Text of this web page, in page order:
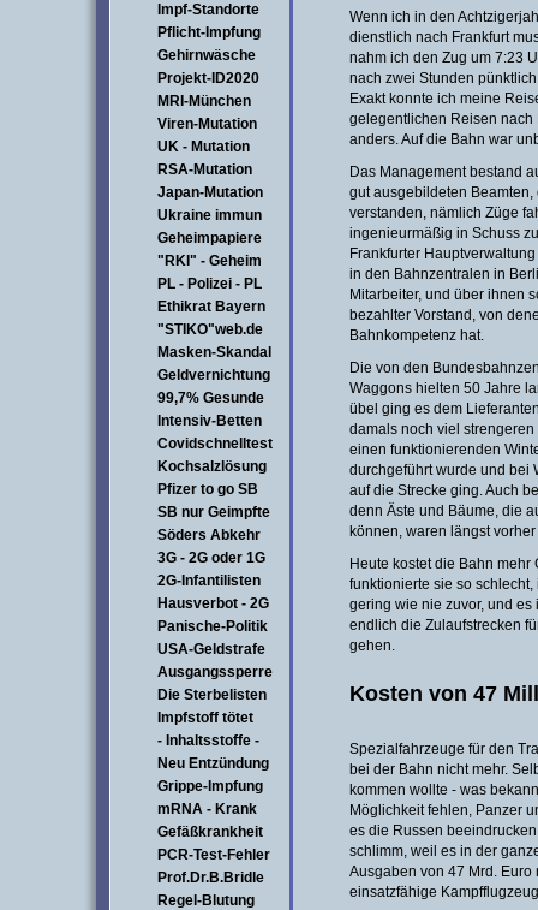
Impf-Standorte
Pflicht-Impfung
Gehirnwäsche
Projekt-ID2020
MRI-München
Viren-Mutation
UK - Mutation
RSA-Mutation
Japan-Mutation
Ukraine immun
Geheimpapiere
"RKI" - Geheim
PL - Polizei - PL
Ethikrat Bayern
"STIKO"web.de
Masken-Skandal
Geldvernichtung
99,7% Gesunde
Intensiv-Betten
Covidschnelltest
Kochsalzlösung
Pfizer to go SB
SB nur Geimpfte
Söders Abkehr
3G - 2G oder 1G
2G-Infantilisten
Hausverbot - 2G
Panische-Politik
USA-Geldstrafe
Ausgangssperre
Die Sterbelisten
Impfstoff tötet
- Inhaltsstoffe -
Neu Entzündung
Grippe-Impfung
mRNA - Krank
Gefäßkrankheit
PCR-Test-Fehler
Prof.Dr.B.Bridle
Regel-Blutung
Wenn ich in den
dienstlich nach Frankfurt
nahm ich den Zug um 7:23
nach zwei Stunden
Exakt konnte ich meine
gelegentlichen Reisen
anders. Auf die Bahn war
Das Management bestand
gut ausgebildeten
verstanden, nämlich Züge
ingenieurmäßig in Schuss
Frankfurter
in den Bahnzentralen in
Mitarbeiter, und über ihnen
bezahlter Vorstand, von
Bahnkompetenz hat.
Die von den
Waggons hielten 50 Jahre
übel ging es dem
damals noch viel
einen funktionierenden
durchgeführt wurde und bei
auf die Strecke ging. Auch
denn Äste und Bäume, die
können, waren längst
Heute kostet die Bahn mehr
funktionierte sie so
gering wie nie zuvor, und
endlich die Zulaufstrecken
gehen.
Kosten von 47
Spezialfahrzeuge für den
bei der Bahn nicht mehr.
kommen wollte - was
Möglichkeit fehlen, Panzer
es die Russen
schlimm, weil es in der
Ausgaben von 47 Mrd.
einsatzfähige